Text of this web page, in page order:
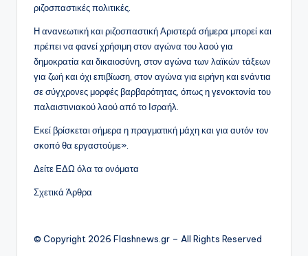
ριζοσπαστικές πολιτικές.
Η ανανεωτική και ριζοσπαστική Αριστερά σήμερα μπορεί και
πρέπει να φανεί χρήσιμη στον αγώνα του λαού για
δημοκρατία και δικαιοσύνη, στον αγώνα των λαϊκών τάξεων
για ζωή και όχι επιβίωση, στον αγώνα για ειρήνη και ενάντια
σε σύγχρονες μορφές βαρβαρότητας, όπως η γενοκτονία του
παλαιστινιακού λαού από το Ισραήλ.
Εκεί βρίσκεται σήμερα η πραγματική μάχη και για αυτόν τον
σκοπό θα εργαστούμε».
Δείτε ΕΔΩ όλα τα ονόματα
Σχετικά Άρθρα
© Copyright 2026 Flashnews.gr – All Rights Reserved